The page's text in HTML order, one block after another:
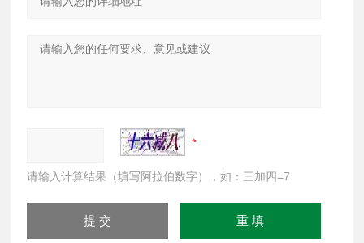
请输入计算结果（填写阿拉伯数字），如：三加四=7